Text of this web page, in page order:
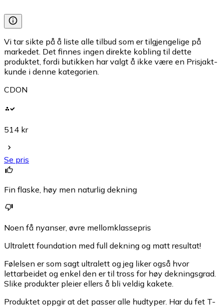
Vi tar sikte på å liste alle tilbud som er tilgjengelige på
markedet. Det finnes ingen direkte kobling til dette
produktet, fordi butikken har valgt å ikke være en Prisjakt-
kunde i denne kategorien.
CDON
514 kr
Se pris
Fin flaske, høy men naturlig dekning
Noen få nyanser, øvre mellomklassepris
Ultralett foundation med full dekning og matt resultat!
Følelsen er som sagt ultralett og jeg liker også hvor
lettarbeidet og enkel den er til tross for høy dekningsgrad.
Slike produkter pleier ellers å bli veldig kakete.
Produktet oppgir at det passer alle hudtyper. Har du fet T-